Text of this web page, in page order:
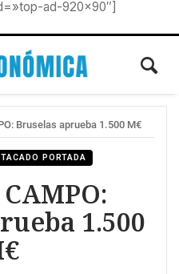
ad-920×90″]
Bruselas aprueba 1.500 M€
PORTADA
1.500